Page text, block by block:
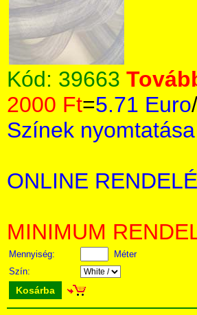
Kód: 39663
2000 Ft=5.71 Euro
Színek nyomtatása
ONLINE
MINIMUM
Mennyiség:
Méter
Szín:
Kosárba